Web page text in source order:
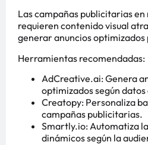
Las campañas publicitarias en
requieren contenido visual
generar anuncios
Herramientas recomendadas:
AdCreative.ai: Genera
optimizados según
Creatopy: Personaliza
campañas publicitarias.
Smartly.io: Automatiza
dinámicos según la